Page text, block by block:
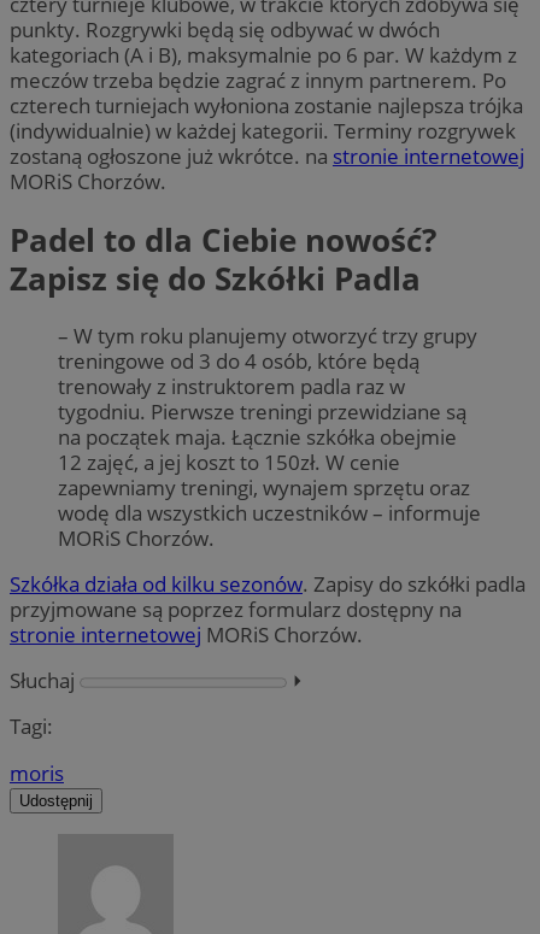
punkty. Rozgrywki będą się odbywać w dwóch
kategoriach (A i B), maksymalnie po 6 par. W każdym z
meczów trzeba będzie zagrać z innym partnerem. Po
czterech turniejach wyłoniona zostanie najlepsza trójka
(indywidualnie) w każdej kategorii. Terminy rozgrywek
zostaną ogłoszone już wkrótce. na stronie internetowej
MORiS Chorzów.
Padel to dla Ciebie nowość?
Zapisz się do Szkółki Padla
– W tym roku planujemy otworzyć trzy grupy
treningowe od 3 do 4 osób, które będą
trenowały z instruktorem padla raz w
tygodniu. Pierwsze treningi przewidziane są
na początek maja. Łącznie szkółka obejmie
12 zajęć, a jej koszt to 150zł. W cenie
zapewniamy treningi, wynajem sprzętu oraz
wodę dla wszystkich uczestników – informuje
MORiS Chorzów.
Szkółka działa od kilku sezonów. Zapisy do szkółki padla
przyjmowane są poprzez formularz dostępny na
stronie internetowej MORiS Chorzów.
Słuchaj
⏵︎
Tagi:
moris
Udostępnij